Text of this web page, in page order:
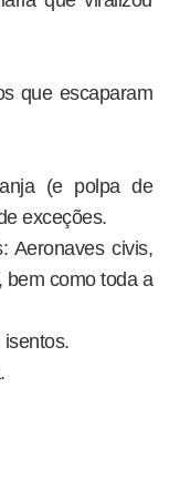
que escaparam
(e polpa de
exceções.
Aeronaves civis,
bem como toda a
isentos.